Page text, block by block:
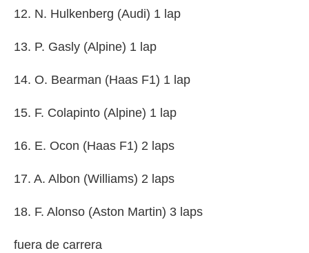
12. N. Hulkenberg (Audi) 1 lap
13. P. Gasly (Alpine) 1 lap
14. O. Bearman (Haas F1) 1 lap
15. F. Colapinto (Alpine) 1 lap
16. E. Ocon (Haas F1) 2 laps
17. A. Albon (Williams) 2 laps
18. F. Alonso (Aston Martin) 3 laps
fuera de carrera